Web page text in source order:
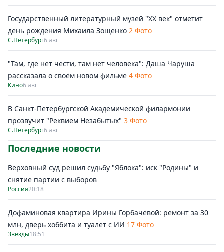
Государственный литературный музей "ХХ век" отметит
день рождения Михаила Зощенко 2 Фото
С.Петербург6 авг
"Там, где нет чести, там нет человека": Даша Чаруша
рассказала о своём новом фильме 4 Фото
Кино6 авг
В Санкт-Петербургской Академической филармонии
прозвучит "Реквием Незабытых" 3 Фото
С.Петербург6 авг
Последние новости
Верховный суд решил судьбу "Яблока": иск "Родины" и
снятие партии с выборов
Россия20:18
Дофаминовая квартира Ирины Горбачёвой: ремонт за 30
млн, дверь хоббита и туалет с ИИ 17 Фото
Звезды18:51